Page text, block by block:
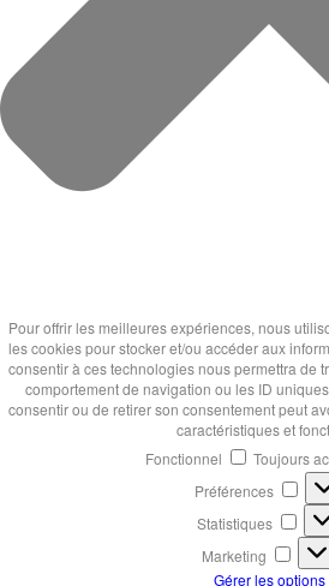
Pour offrir les meilleures expériences, nous
les cookies pour stocker et/ou accéder aux
consentir à ces technologies nous permettra de
comportement de navigation ou les ID
consentir ou de retirer son consentement peut
caractéristiques et
Fonctionnel
Toujours
Préférences
Statistiques
Marketing
Gérer les options